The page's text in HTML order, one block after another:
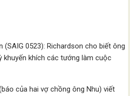
(SAIG 0523): Richardson cho biết ông
khuyến khích các tướng làm cuộc
của hai vợ chồng ông Nhu) viết